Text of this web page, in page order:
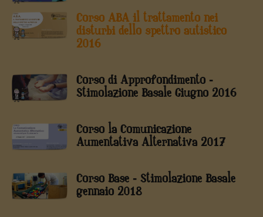
Corso ABA il trattamento nei
disturbi dello spettro autistico
2016
Corso di Approfondimento -
Stimolazione Basale Giugno 2016
Corso la Comunicazione
Aumentativa Alternativa 2017
Corso Base - Stimolazione Basale
gennaio 2018